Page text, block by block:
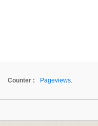
Counter :
Pageviews.